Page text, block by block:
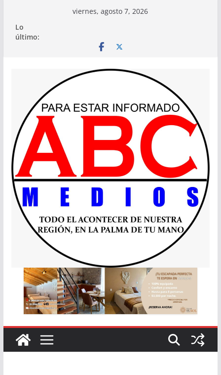
contenido
viernes, agosto 7, 2026
Lo
último: